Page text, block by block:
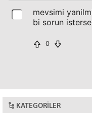
mevsimi
bi sorun
0
KATEGORILER